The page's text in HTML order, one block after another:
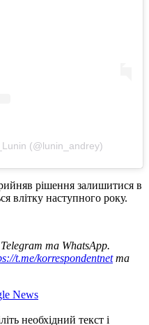
(@lunin_andrey)
рішення залишитися в
влітку наступного року.
та WhatsApp.
t.me/korrespondentnetта
News
необхідний текст і